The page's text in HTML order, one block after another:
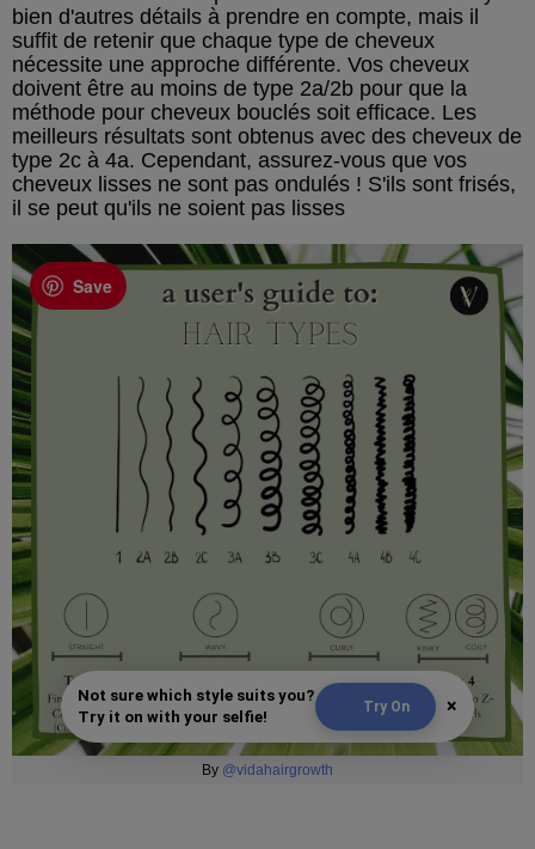
bien d'autres détails à prendre en compte, mais il
suffit de retenir que chaque type de cheveux
nécessite une approche différente. Vos cheveux
doivent être au moins de type 2a/2b pour que la
méthode pour cheveux bouclés soit efficace. Les
meilleurs résultats sont obtenus avec des cheveux de
type 2c à 4a. Cependant, assurez-vous que vos
cheveux lisses ne sont pas ondulés ! S'ils sont frisés,
il se peut qu'ils ne soient pas lisses
Save
Not sure which style suits you?
Try it on with your selfie!
Try On ×
By @vidahairgrowth